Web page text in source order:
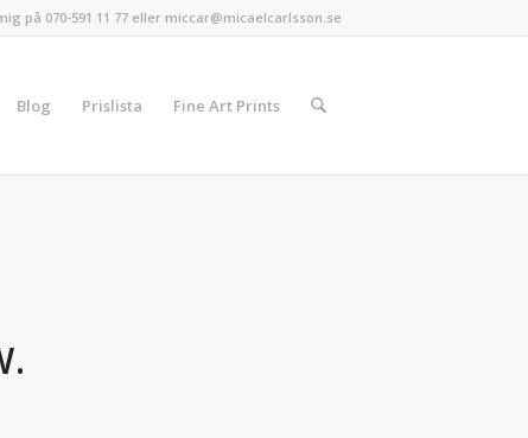
på 070-591 11 77 eller miccar@micaelcarlsson.se
Blog Prislista Fine Art Prints